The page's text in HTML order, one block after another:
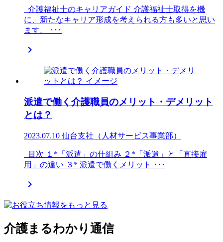
介護福祉士のキャリアガイド 介護福祉士取得を機
に、新たなキャリア形成を考えられる方も多いと思い
ます。 ･･･

派遣で働く介護職員のメリット・デメリット
とは？
2023.07.10 仙台支社（人材サービス事業部）
目次 １*「派遣」の仕組み ２*「派遣」と「直接雇
用」の違い ３* 派遣で働くメリット ･･･

介護まるわかり通信